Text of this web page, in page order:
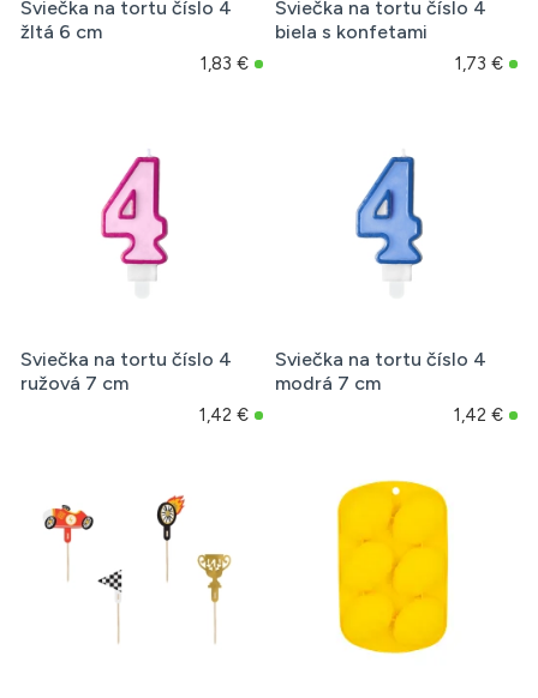
Sviečka na tortu číslo 4
žltá 6 cm
1,83 €
Sviečka na tortu číslo 4
biela s konfetami
1,73 €
Sviečka na tortu číslo 4
ružová 7 cm
1,42 €
Sviečka na tortu číslo 4
modrá 7 cm
1,42 €